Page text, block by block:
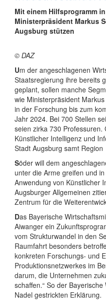
Mit einem Hilfsprogramm
Ministerpräsident Markus
Augsburg stützen
© DAZ
Um der angeschlagenen
Staatsregierung ihre bereits
geplant, sollen manche
wie Ministerpräsident
in der Forschung bis zum
Jahr 2024. Bei 700 Stellen
seien zirka 730
Künstlicher Intelligenz und
Stadt Augsburg samt Region
Söder will dem
unter die Arme greifen und
Anwendung von Künstlicher
Augsburger Allgemeinen
Zentrum für die
Das Bayerische
Aiwanger ein
vom Strukturwandel in den
Raumfahrt besonders
konkreten Forschungs- und
Produktionsnetzwerkes im
darum, die Unternehmen
schaffen.“ So der
Nadel gestrickten Erklärung.